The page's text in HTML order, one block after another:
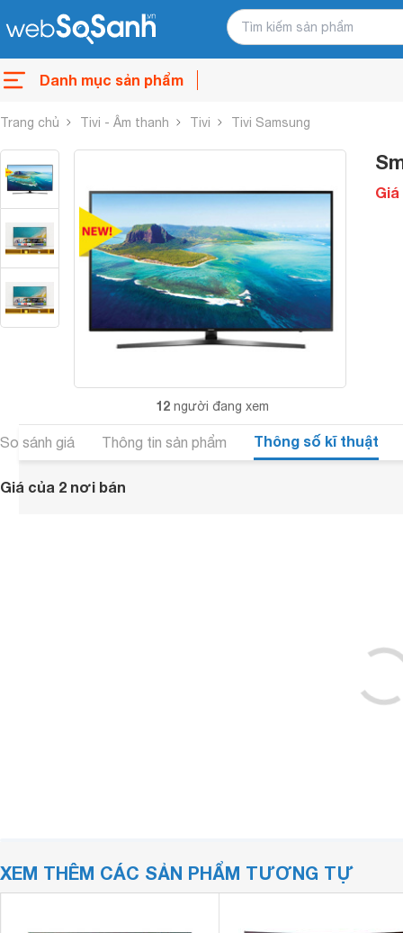
Danh mục sản phẩm
Trang chủ Tivi - Âm thanh Tivi Tivi Samsung
12 người đang xem
Giá
So sánh giá Thông tin sản phẩm Thông số kĩ thuật
Giá của 2 nơi bán
XEM THÊM CÁC SẢN PHẨM TƯƠNG TỰ